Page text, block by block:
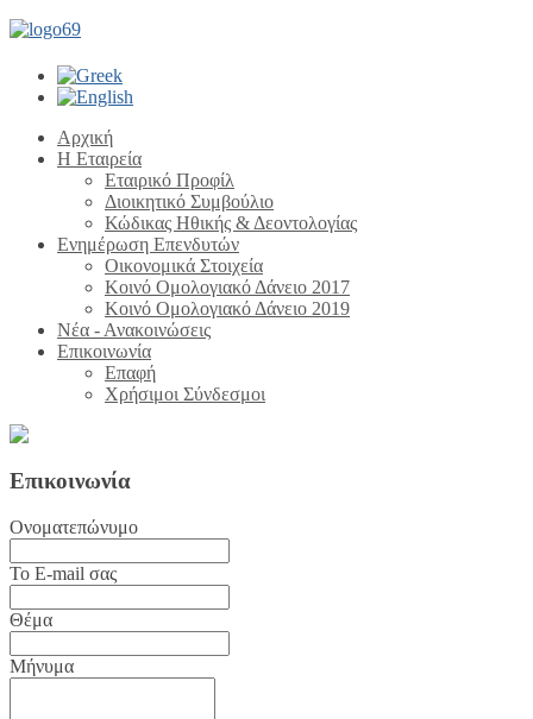
Αρχική
Η Εταιρεία
Εταιρικό Προφίλ
Διοικητικό Συμβούλιο
Κώδικας Ηθικής & Δεοντολογίας
Ενημέρωση Επενδυτών
Οικονομικά Στοιχεία
Κοινό Ομολογιακό Δάνειο 2017
Κοινό Ομολογιακό Δάνειο 2019
Νέα - Ανακοινώσεις
Επικοινωνία
Επαφή
Χρήσιμοι Σύνδεσμοι
Επικοινωνία
Ονοματεπώνυμο
Το E-mail σας
Θέμα
Μήνυμα